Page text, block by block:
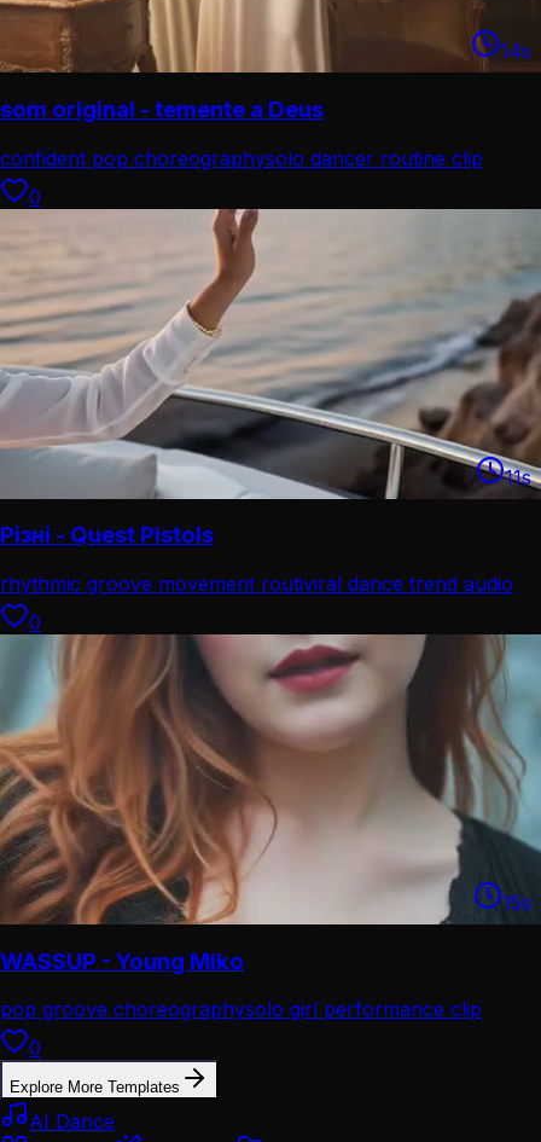
14s
som original - temente a Deus
confident pop choreographysolo dancer routine clip
0
11s
Різні - Quest Pistols
rhythmic groove movement routiviral dance trend audio
0
15s
WASSUP - Young Miko
pop groove choreographysolo girl performance clip
0
Explore More Templates
AI Dance